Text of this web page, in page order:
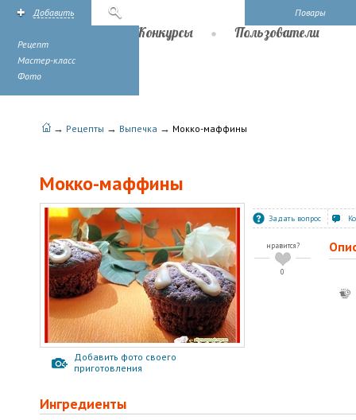
Повары
Добавить
Рецепт
Мастер-класс
Фото
Конкурсы Пользователи
→ Рецепты → Выпечка → Мокко-маффины
Мокко-маффины
Добавить фото своего
приготовления
Задать вопрос
нравится?
0
Ингредиенты